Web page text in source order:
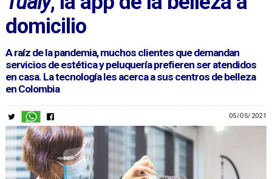
domicilio
A raíz de la pandemia, muchos clientes que demandan
servicios de estética y peluquería prefieren ser atendidos
en casa. La tecnología les acerca a sus centros de belleza
en Colombia
05/05/2021